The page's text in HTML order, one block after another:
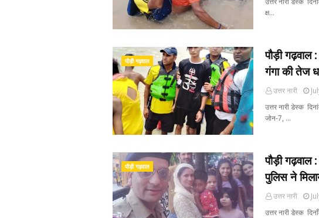
क्ष…
पौड़ी गढ़वाल
पौड़ी
गंगा की तेज
उत्तर नारी
उत्तर नारी डेस्क
जोन-7, …
पौड़ी गढ़वाल
पौड़ी
पुलिस ने
उत्तर नारी
उत्तर नारी डेस्क